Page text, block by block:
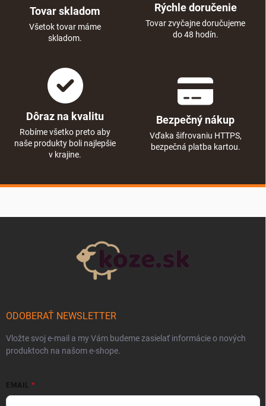
Tovar skladom
Všetok tovar máme
skladom.
Rýchle doručenie
Tovar zvyčajne doručujeme
do 48 hodín.
Dôraz na kvalitu
Robíme všetko preto aby
naše produkty boli najlepšie
v krajine.
Bezpečný nákup
Vďaka šifrovaniu HTTPS,
bezpečná platba kartou.
ODOBERAŤ NEWSLETTER
Vložte svoj e-mail a my Vám budeme zasielať informácie o nových
produktoch na našom e-shope.
EMAIL